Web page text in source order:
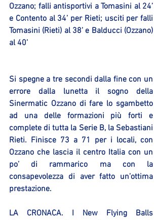
Ozzano; falli antisportivi a Tomasini al 24’
e Contento al 34’ per Rieti; usciti per falli
Tomasini (Rieti) al 38’ e Balducci (Ozzano)
al 40’
Si spegne a tre secondi dalla fine con un
errore dalla lunetta il sogno della
Sinermatic Ozzano di fare lo sgambetto
ad una delle formazioni più forti e
complete di tutta la Serie B, la Sebastiani
Rieti. Finisce 73 a 71 per i locali, con
Ozzano che lascia il centro Italia con un
po’ di rammarico ma con la
consapevolezza di aver fatto un’ottima
prestazione.
LA CRONACA. I New Flying Balls